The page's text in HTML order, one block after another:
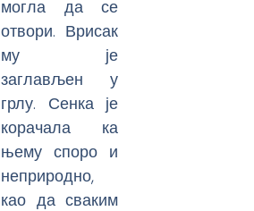
могла да се
отвори. Врисак
му је
заглављен у
грлу. Сенка је
корачала ка
њему споро и
неприродно,
као да сваким